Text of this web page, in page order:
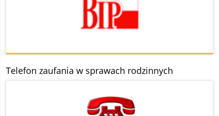
Telefon zaufania w sprawach rodzinnych